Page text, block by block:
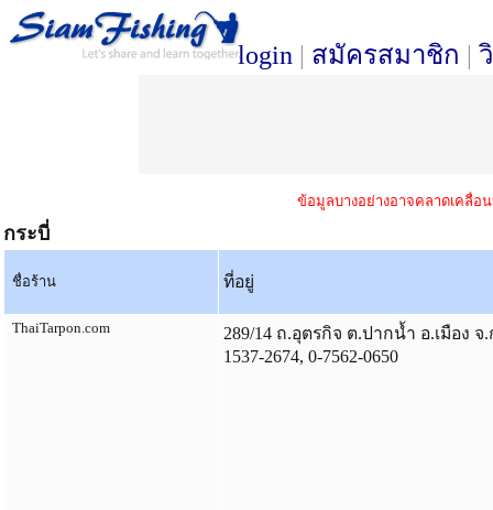
login | สมัครสมาชิก |
ข้อมูลบางอย่างอาจคลาดเคลื่อ
กระบี่
ชื่อร้าน ที่อยู่
ThaiTarpon.com
289/14 ถ.อุตรกิจ ต.ปากน้ำ อ.เมือง จ.
1537-2674, 0-7562-0650